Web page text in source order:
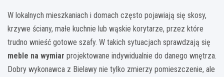
W lokalnych mieszkaniach i domach często pojawiają się skosy,
krzywe ściany, małe kuchnie lub wąskie korytarze, przez które
trudno wnieść gotowe szafy. W takich sytuacjach sprawdzają się
meble na wymiar projektowane indywidualnie do danego wnętrza.
Dobry wykonawca z Bielawy nie tylko zmierzy pomieszczenie, ale